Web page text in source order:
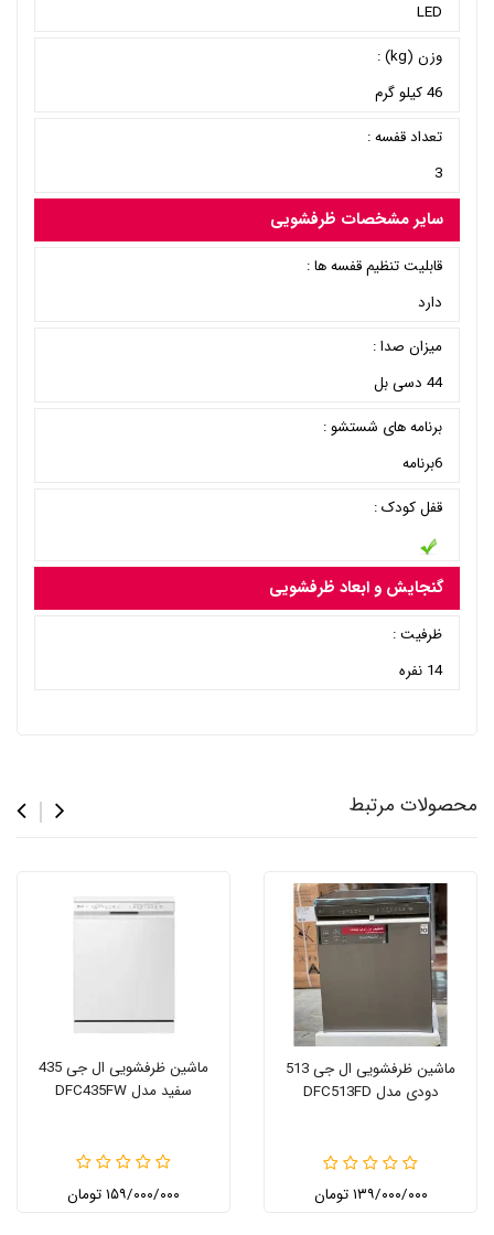
LED
وزن (kg) :
46 کیلو گرم
تعداد قفسه :
3
سایر مشخصات ظرفشویی
قابلیت تنظیم قفسه ها :
دارد
میزان صدا :
44 دسی بل
برنامه های شستشو :
6برنامه
قفل کودک :
گنجایش و ابعاد ظرفشویی
ظرفیت :
14 نفره
محصولات مرتبط
ماشین ظرفشویی ال جی 513
دودی مدل DFC513FD
۱۳۹/۰۰۰/۰۰۰ تومان
ماشین ظرفشویی ال جی 435
سفید مدل DFC435FW
۱۵۹/۰۰۰/۰۰۰ تومان